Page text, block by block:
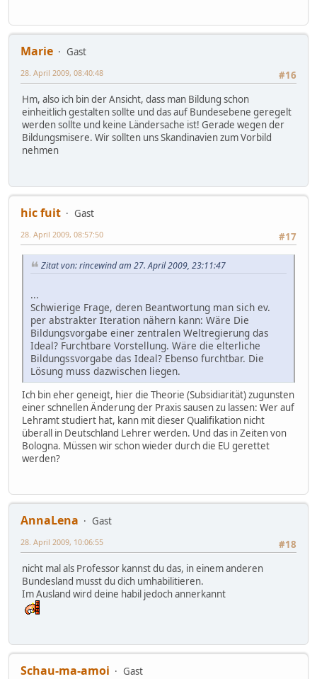
Marie
Gast
#16
28. April 2009, 08:40:48
Hm, also ich bin der Ansicht, dass man Bildung schon
einheitlich gestalten sollte und das auf Bundesebene geregelt
werden sollte und keine Ländersache ist! Gerade wegen der
Bildungsmisere. Wir sollten uns Skandinavien zum Vorbild
nehmen
hic fuit
Gast
#17
28. April 2009, 08:57:50
Zitat von: rincewind am 27. April 2009, 23:11:47
...
Schwierige Frage, deren Beantwortung man sich ev.
per abstrakter Iteration nähern kann: Wäre Die
Bildungsvorgabe einer zentralen Weltregierung das
Ideal? Furchtbare Vorstellung. Wäre die elterliche
Bildungssvorgabe das Ideal? Ebenso furchtbar. Die
Lösung muss dazwischen liegen.
Ich bin eher geneigt, hier die Theorie (Subsidiarität) zugunsten
einer schnellen Änderung der Praxis sausen zu lassen: Wer auf
Lehramt studiert hat, kann mit dieser Qualifikation nicht
überall in Deutschland Lehrer werden. Und das in Zeiten von
Bologna. Müssen wir schon wieder durch die EU gerettet
werden?
AnnaLena
Gast
#18
28. April 2009, 10:06:55
nicht mal als Professor kannst du das, in einem anderen
Bundesland musst du dich umhabilitieren.
Im Ausland wird deine habil jedoch annerkannt
Schau-ma-amoi
Gast